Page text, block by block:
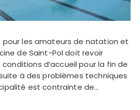
pour les amateurs de natation et
de Saint-Pol doit revoir
d’accueil pour la fin de
à des problèmes techniques
est contrainte de…